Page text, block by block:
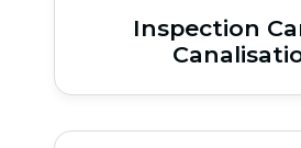
Inspection